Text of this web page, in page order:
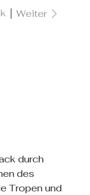
Weiter
durch
des
Tropen und